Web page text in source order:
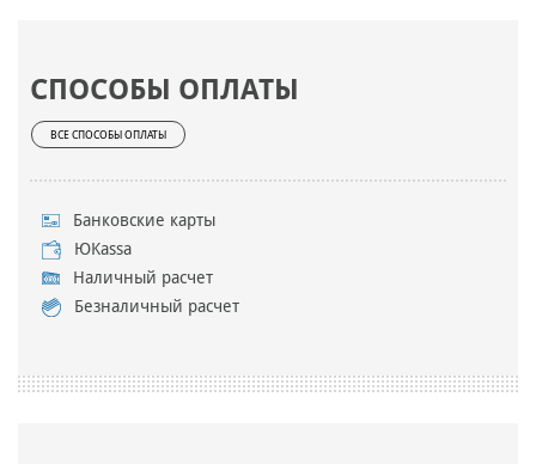
СПОСОБЫ ОПЛАТЫ
ВСЕ СПОСОБЫ ОПЛАТЫ
Банковские карты
ЮKassa
Наличный расчет
Безналичный расчет